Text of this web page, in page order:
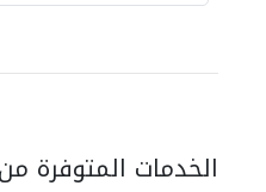
الخدمات المتوفرة